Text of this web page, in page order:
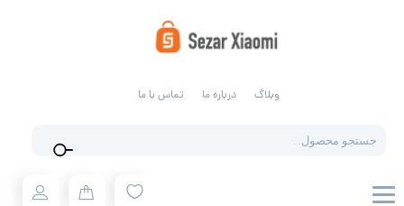
وبلاگ درباره ما تماس با ما
search